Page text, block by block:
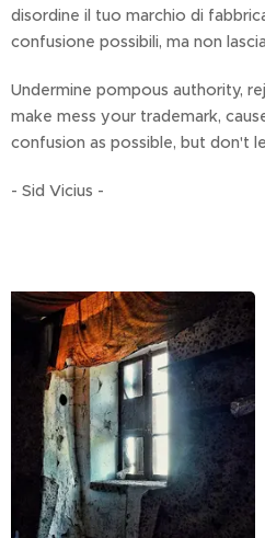
disordine il tuo marchio di
confusione possibili, ma non
Undermine pompous authority,
make mess your trademark,
confusion as possible, but don't
- Sid Vicius -